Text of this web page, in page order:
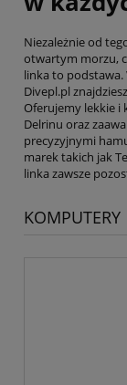
Niezależnie od
otwartym morzu,
linka to podstawa.
Divepl.pl
Oferujemy lekkie i
Delrinu oraz
precyzyjnymi
marek takich jak
linka zawsze
KOMPUTERY